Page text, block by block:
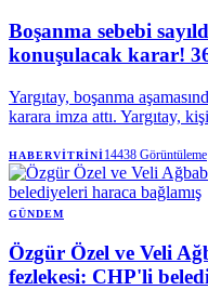
Boşanma sebebi
konuşulacak karar!
Yargıtay, boşanma
karara imza attı. Yargıtay,
tam kusurlu buldu.
Mahkemesi’nin kararını
HABERVITRINI14438 Görüntüleme
GÜNDEM
Özgür Özel ve Veli
fezlekesi: CHP'li